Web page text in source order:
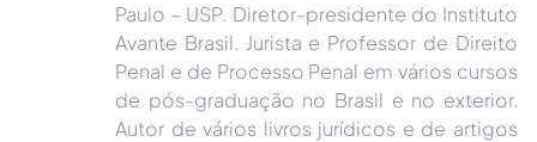
Paulo – USP. Diretor-presidente do Instituto
Avante Brasil. Jurista e Professor de Direito
Penal e de Processo Penal em vários cursos
de pós-graduação no Brasil e no exterior.
Autor de vários livros jurídicos e de artigos